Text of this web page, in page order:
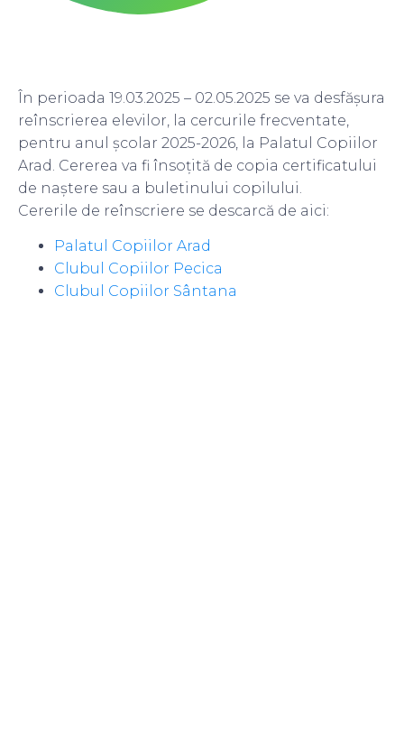
În perioada 19.03.2025 – 02.05.2025 se va desfășura
reînscrierea elevilor, la cercurile frecventate,
pentru anul școlar 2025-2026, la Palatul Copiilor
Arad. Cererea va fi însoțită de copia certificatului
de naștere sau a buletinului copilului.
Cererile de reînscriere se descarcă de aici:
Palatul Copiilor Arad
Clubul Copiilor Pecica
Clubul Copiilor Sântana